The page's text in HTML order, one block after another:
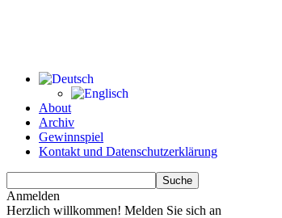
About
Archiv
Gewinnspiel
Kontakt und Datenschutzerklärung
Anmelden
Herzlich willkommen! Melden Sie sich an